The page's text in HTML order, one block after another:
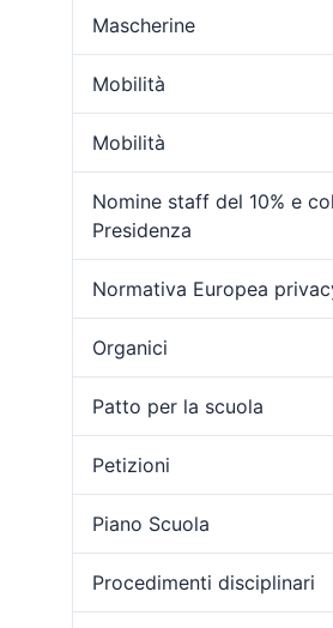
Mascherine
Mobilità
Mobilità
Nomine staff del 10% e
Presidenza
Normativa Europea
Organici
Patto per la scuola
Petizioni
Piano Scuola
Procedimenti disciplinari